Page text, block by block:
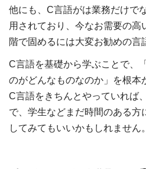
他にも、 C言語がは業務だけで
用されており、今なお需要の
階で固めるには大変お勧めの言
C言語を基礎から学ぶことで、
のがどんなものなのか」を根本
C言語をきちんとやっていれば
で、学生などまだ時間のある方
してみてもいいかもしれません。